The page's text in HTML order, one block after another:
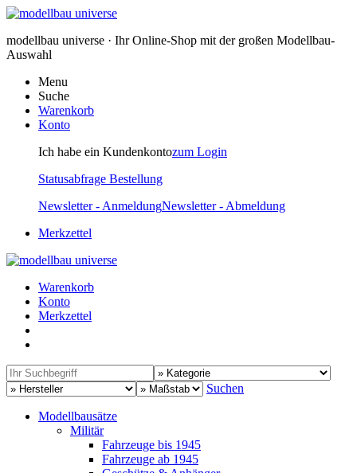
modellbau universe · Ihr Online-Shop mit der großen Modellbau-
Auswahl
Menu
Suche
Warenkorb
Konto
Ich habe ein Kundenkontozum Login
Statusabfrage Bestellung
Newsletter - AnmeldungNewsletter - Abmeldung
Merkzettel
Warenkorb
Konto
Merkzettel
Suchen
Modellbausätze
Militär
Fahrzeuge bis 1945
Fahrzeuge ab 1945